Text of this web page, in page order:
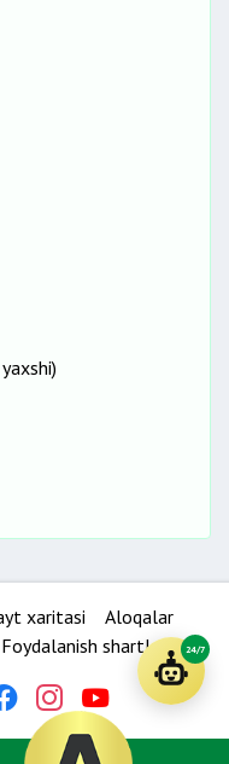
xaritasi
Aloqalar
Foydalanish shartlari 24/7